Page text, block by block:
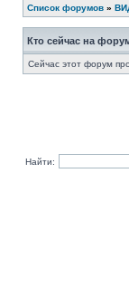
Список форумов »
Кто сейчас на
Сейчас этот форум
Найти: